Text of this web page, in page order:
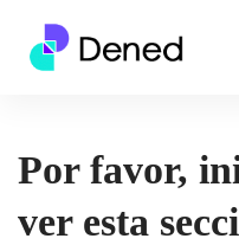
Por favor,
ver esta